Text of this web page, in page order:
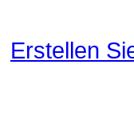
Erstellen